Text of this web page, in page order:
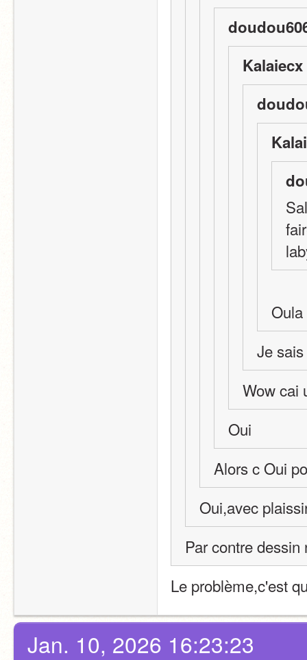
Je
Wow cai
Oui
Alors c Oui
Oui,avec
Par contre
Le problème,c'est
Jan. 10, 2026 16:23:23